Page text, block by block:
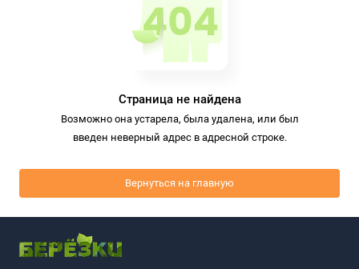
Страница не найдена
Возможно она устарела, была удалена, или был
введен неверный адрес в адресной строке.
Вернуться на главную